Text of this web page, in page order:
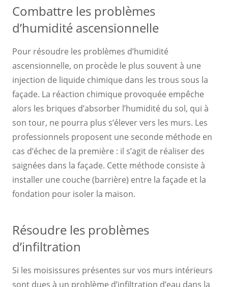
Combattre les problèmes
d’humidité ascensionnelle
Pour résoudre les problèmes d’humidité
ascensionnelle, on procède le plus souvent à une
injection de liquide chimique dans les trous sous la
façade. La réaction chimique provoquée empêche
alors les briques d’absorber l’humidité du sol, qui à
son tour, ne pourra plus s’élever vers les murs. Les
professionnels proposent une seconde méthode en
cas d’échec de la première : il s’agit de réaliser des
saignées dans la façade. Cette méthode consiste à
installer une couche (barrière) entre la façade et la
fondation pour isoler la maison.
Résoudre les problèmes
d’infiltration
Si les moisissures présentes sur vos murs intérieurs
sont dues à un problème d’infiltration d’eau dans la